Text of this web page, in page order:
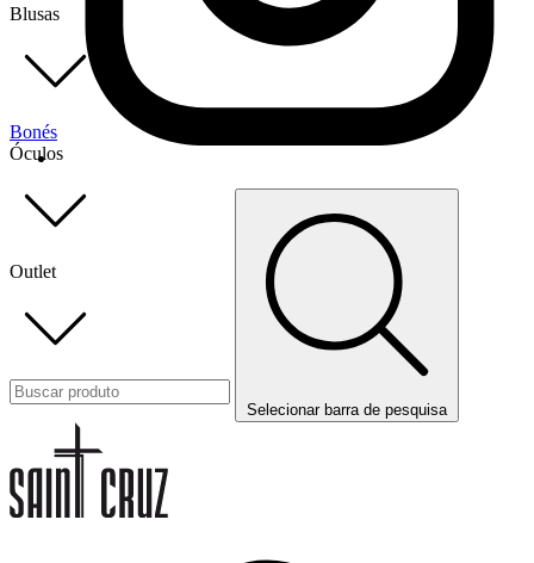
Blusas
Bonés
Óculos
Outlet
Selecionar barra de pesquisa